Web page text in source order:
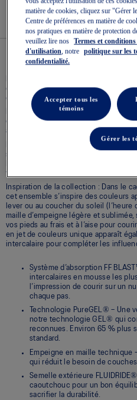
même
Details
conçue pour fournir une sensation de
courses.
La mousse FF BLAST™ MAX fait
d’absorption pleins d’énergie. Ce
atterrissages moelleux et des
Le matériau de la semelle extérieure
stratégiquement pour procurer des
traction et de durabilité dans les zones
Inspiration de la collection : Dans le
cet ensemble s’inspire des couleurs
lever ou au coucher du soleil
maille d’empeigne légère et
vos pieds au frais et à l’aise pour
en jet de couleurs unique apparaît
intercalaire pour compléter les
Système d’absorption FF
intercalaires en mousse les
l’impression de courir sur un
chaque pas.
Technologie PureGEL® – Une
notre technologie GEL® qui
reconnues. Environ 65 % plus
standard.
Empeigne en maille technique
qui réduit le besoin de
Semelle extérieure
caoutchouc pour un bon
sacrifier la durabilité.
matière de cookies, cliquez sur "Gérer
Centre de préférences en matière de
nos pratiques en matière de protection
veuillez lire nos
Termes et conditions
d'utilisation , notre politique sur les
confidentialité.
Accepter tous les
témoins
Gérer les